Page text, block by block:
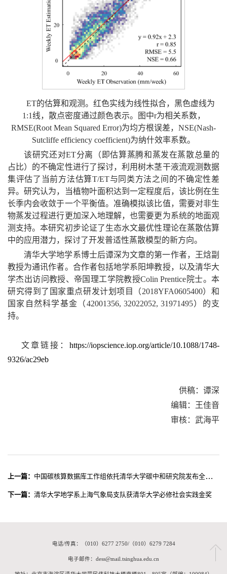
ET的估算和观测。红色实线为线性拟合，黑色虚线为
1:1线，散点密度通过颜色表示。图中r为相关系数，
RMSE(Root Mean Squared Error)为均方根误差，NSE(Nash-
Sutcliffe efficiency coefficient)为纳什效率系数。
该研究还对ET分离（即估算蒸腾和蒸发在蒸散总量的
占比）的不确定性进行了探讨，利用树木茎干液流观测数据
集评估了当前方法估算T/ET与同类方法之间的不确定性差
异。研究认为，当植物叶面积达到一定程度后，该比例在生
长季内会收敛于一个平衡值。准确模拟该比值，需要对非生
物蒸发过程进行更加深入地理解，也需要更为系统的地面观
测支持。本研究初步论证了生态水文最优性理论在蒸散估算
中的应用潜力，探讨了开发普适性蒸散模型的新方向。
清华大学地学系博士后谭深为文章的第一作者，王焓副
教授为通讯作者。合作者包括地学系阳坤教授，以及清华大
学杰出访问教授、帝国理工学院教授Colin Prentice院士。本
研究得到了国家重点研发计划项目（2018YFA0605400）和
国家自然科学基金（42001356, 32022052, 31971495）的支
持。
文章链接： https://iopscience.iop.org/article/10.1088/1748-
9326/ac29eb
供稿：谭深
编辑：王佳音
审核：武海平
上一篇： 中国碳核算数据库工作组依托清华大学碳中和研究院发布全球《新兴经济体二氧化碳排放报告2021》
下一篇： 清华大学地学系上海气象局支队获清华大学必修社会实践金奖
电话/传真：（010）6277 2750/（010）6279 7284
电子邮件：dess@mail.tsinghua.edu.cn